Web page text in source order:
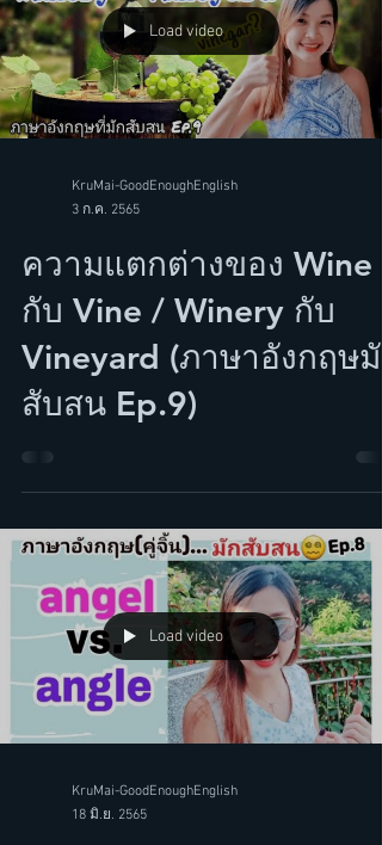
Load video
KruMai-GoodEnoughEnglish
3 ก.ค. 2565
ความแตกต่างของ Wine
กับ Vine / Winery กับ
สับสน Ep.9)
Load video